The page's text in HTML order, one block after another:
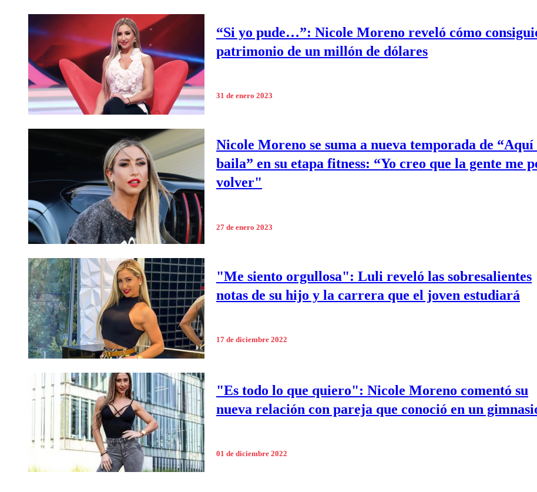
“Si yo pude…”: Nicole Moreno reveló cómo
patrimonio de un millón de dólares
31 de enero 2023
Nicole Moreno se suma a nueva temporada de “Aquí
baila” en su etapa fitness: “Yo creo que la gente me
volver"
27 de enero 2023
"Me siento orgullosa": Luli reveló las sobresalientes
notas de su hijo y la carrera que el joven estudiará
17 de diciembre 2022
"Es todo lo que quiero": Nicole Moreno comentó su
nueva relación con pareja que conoció en un
01 de diciembre 2022